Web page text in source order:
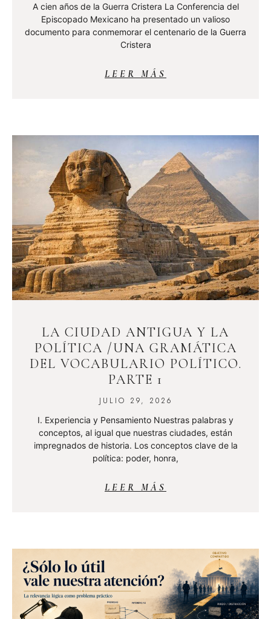
A cien años de la Guerra Cristera La Conferencia del
Episcopado Mexicano ha presentado un valioso
documento para conmemorar el centenario de la Guerra
Cristera
LEER MÁS
LA CIUDAD ANTIGUA Y LA
POLÍTICA /UNA GRAMÁTICA
DEL VOCABULARIO POLÍTICO.
PARTE 1
JULIO 29, 2026
I. Experiencia y Pensamiento Nuestras palabras y
conceptos, al igual que nuestras ciudades, están
impregnados de historia. Los conceptos clave de la
política: poder, honra,
LEER MÁS